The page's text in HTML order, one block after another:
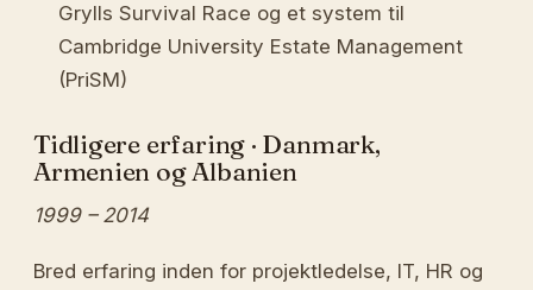
Grylls Survival Race og et system til
Cambridge University Estate Management
(PriSM)
Tidligere erfaring · Danmark,
Armenien og Albanien
1999 – 2014
Bred erfaring inden for projektledelse, IT, HR og